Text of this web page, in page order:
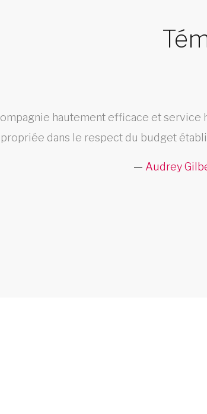
hautement efficace et service
dans le respect du budget
Audrey